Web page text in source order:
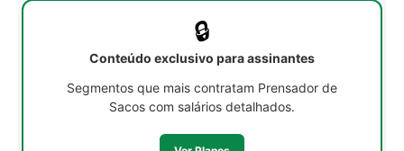
R$ •••••
🔒
Conteúdo exclusivo para assinantes
Segmentos que mais contratam Prensador de
Sacos com salários detalhados.